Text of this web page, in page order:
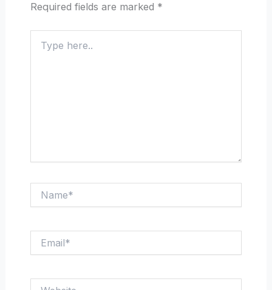
Required fields are marked *
here..